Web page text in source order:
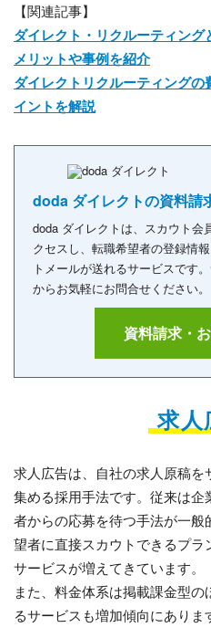
【関連記事】
ダイレクト・リクルーティン
メリットや事例を紹介
ダイレクトリクルーティング
イントを解説
doda ダイレクトの資料請
doda ダイレクトは、スカウト会
クセスし、転職希望者の登録情
トメールが送れるサービスです
からお気軽にお問合せください。
資料請求・
求人
求人広告は、自社の求人原稿
集める採用手法です。従来は
者からの応募を待つ手法が一
望者に直接スカウトできるプ
サービスが増えてきています。
また、料金体系は掲載課金型
るサービスも増加傾向にありま